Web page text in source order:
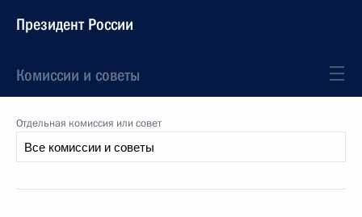
Президент России
Комиссии и советы
Отдельная комиссия или совет